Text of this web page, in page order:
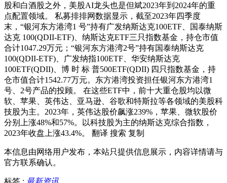
股和白酒股之外，美股AI龙头也是但斌2023年到2024年的重
点配置领域。 私募排排网数据显示，截至2023年四季度
末，“银河东方港湾1 号”持有广发纳斯达克100ETF、国泰纳斯
达克 100(QDII-ETF)、纳斯达克ETF三只指数基金，持仓市值
合计1047.29万元；“银河东方港湾2号”持有国泰纳斯达克
100(QDII-ETF)、广发纳指100ETF、华安纳斯达克
100ETF(QDII)、博 时 标 普500ETF(QDII) 四只指数基金，持
仓市值合计1542.77万元。东方港湾投资担任银河东方港湾1
号、2号产品的投顾。 在这些ETF中，前十大重仓股均以微
软、苹果、英伟达、亚马逊、谷歌和特斯拉等各领域的美股科
技股为主。2023年，英伟达股价飙涨239%，苹果、微软股价
分别上涨48%和57%。以科技股为主的纳斯达克综合指数，
2023年收盘上涨43.4%。 翻译 搜索 复制
本信息由网络用户发布， 本站只提供信息展示，内容详情请与
官方联系确认。
标签 : 最新资讯